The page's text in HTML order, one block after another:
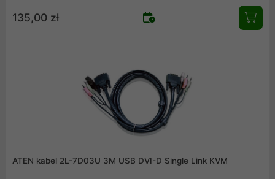
kompatybilnych urządzeń firmy ATEN zapewniamy pewność i
jakość połączeń.
135,00 zł
ATEN kabel 2L-7D03U 3M USB DVI-D Single Link KVM